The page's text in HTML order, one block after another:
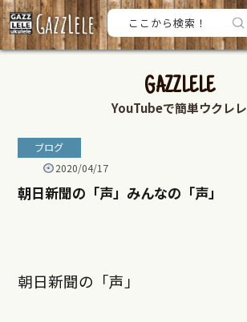
GAZZLELE
YouTubeで簡単ウクレレ
ブログ
2020/04/17
朝日新聞の「声」みんなの「声」
朝日新聞の「声」